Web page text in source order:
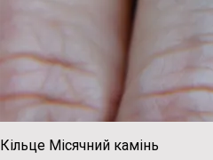
Швидкий
Кільце Місячний камінь